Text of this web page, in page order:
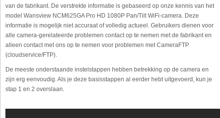
van de fabrikant. De verstrekte informatie is gebaseerd op onze kennis van het
model Wansview NCM625GA Pro HD 1080P Pan/Tilt WiFi-camera. Deze
informatie is mogelijk niet accuraat of volledig actueel. Gebruikers dienen voor
alle camera-gerelateerde problemen contact op te nemen met de fabrikant en
alleen contact met ons op te nemen voor problemen met CameraFTP
(cloudservice/FTP).
De meeste onderstaande instelstappen hebben betrekking op de camera en
zijn erg eenvoudig. Als je deze basisstappen al eerder hebt uitgevoerd, kun je
stap 1 en 2 overslaan.